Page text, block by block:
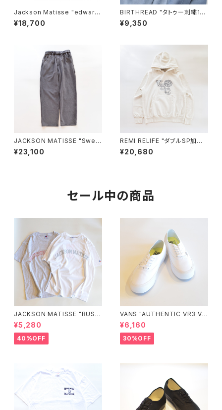
Jackson Matisse "edward
SCISSORHANDS Longslee
ve Tee"
¥18,700
BIRTHREAD "タトゥー刺繍12.
7ozクルーネックスウェット"
¥9,350
JACKSON MATISSE "Sweat
PAINTER Pants"
¥23,100
REMI RELIFE "ダブルSP加工
裏毛クルー(VSC)"
¥20,680
セール中の商品
JACKSON MATISSE "RUSS
ELL ATHLETIC×JM Logo T
ee"
¥5,280
40%OFF
VANS "AUTHENTIC VR3 VN
0005UDTBD"
¥6,160
30%OFF